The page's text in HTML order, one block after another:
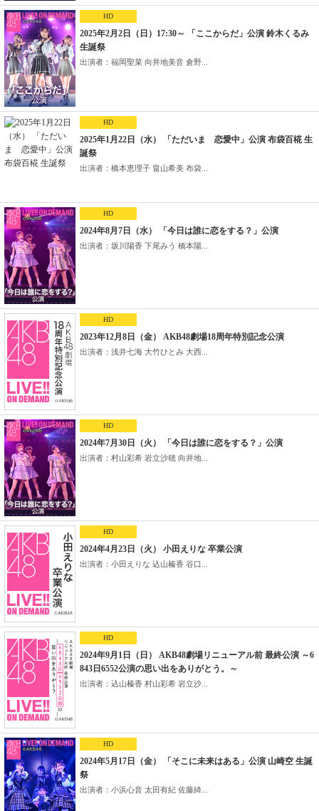
HD
2025年2月2日（日）17:30～ 「ここからだ」公演 鈴木くるみ
生誕祭
出演者：福岡聖菜 向井地美音 倉野...
HD
2025年1月22日（水） 「ただいま 恋愛中」公演 布袋百椛 生
誕祭
出演者：橋本恵理子 畠山希美 布袋...
HD
2024年8月7日（水） 「今日は誰に恋をする？」公演
出演者：坂川陽香 下尾みう 橋本陽...
HD
2023年12月8日（金） AKB48劇場18周年特別記念公演
出演者：浅井七海 大竹ひとみ 大西...
HD
2024年7月30日（火） 「今日は誰に恋をする？」公演
出演者：村山彩希 岩立沙穂 向井地...
HD
2024年4月23日（火） 小田えりな 卒業公演
出演者：小田えりな 込山榛香 谷口...
HD
2024年9月1日（日） AKB48劇場リニューアル前 最終公演 ～6
843日6552公演の思い出をありがとう。～
出演者：込山榛香 村山彩希 岩立沙...
HD
2024年5月17日（金） 「そこに未来はある」公演 山崎空 生誕
祭
出演者：小浜心音 太田有紀 佐藤綺...